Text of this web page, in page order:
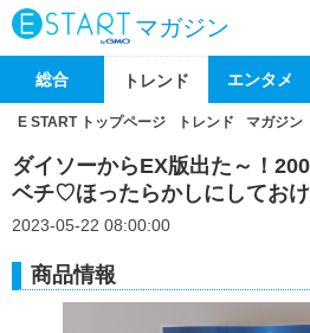
マガジン
総合 トレンド エンタメ
E START トップページ トレンド マガジン
ダイソーからEX版出た～！
ベチ♡ほったらかしにしてお
2023-05-22 08:00:00
商品情報